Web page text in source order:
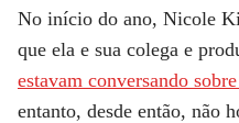
No início do ano, Nicole
que ela e sua colega e
estavam conversando
entanto, desde então, não